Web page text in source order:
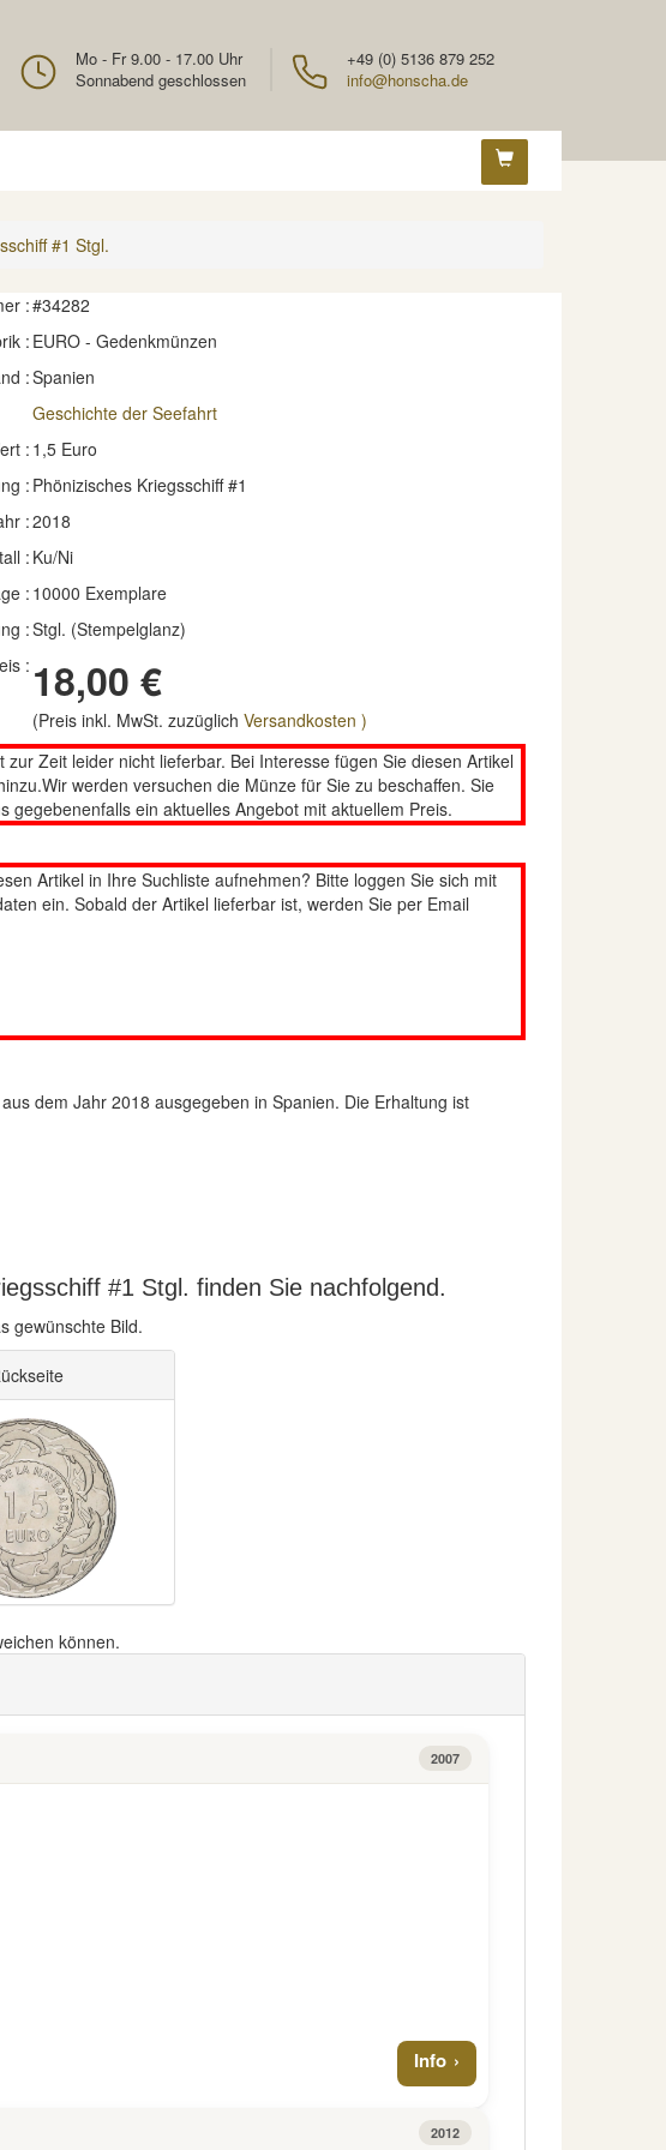
+49 (0) 5136 879 252
info@honscha.de
Mo - Fr 9.00 - 17.00 Uhr
Sonnabend geschlossen
#1 Stgl.
:#34282
:EURO - Gedenkmünzen
:Spanien
Geschichte der Seefahrt
: 1,5 Euro
:Phönizisches Kriegsschiff #1
:2018
: Ku/Ni
: 10000 Exemplare
:Stgl. (Stempelglanz)
: 18,00 €
(Preis inkl. MwSt. zuzüglich Versandkosten )
zur Zeit leider nicht lieferbar. Bei Interesse fügen Sie diesen Artikel
werden versuchen die Münze für Sie zu beschaffen. Sie
gegebenenfalls ein aktuelles Angebot mit aktuellem Preis.
Artikel in Ihre Suchliste aufnehmen? Bitte loggen Sie sich mit
ein. Sobald der Artikel lieferbar ist, werden Sie per Email
aus dem Jahr 2018 ausgegeben in Spanien. Die Erhaltung ist
#1 Stgl. finden Sie nachfolgend.
gewünschte Bild.
können.
2007
Info
2012